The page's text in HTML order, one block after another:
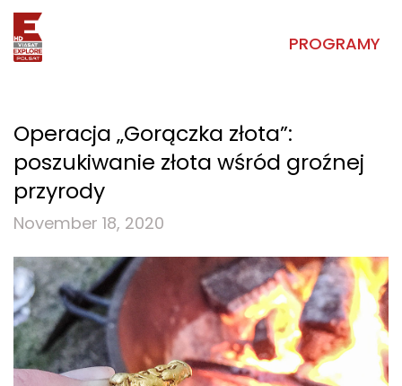
PROGRAMY
Operacja „Gorączka złota”:
poszukiwanie złota wśród groźnej
przyrody
November 18, 2020